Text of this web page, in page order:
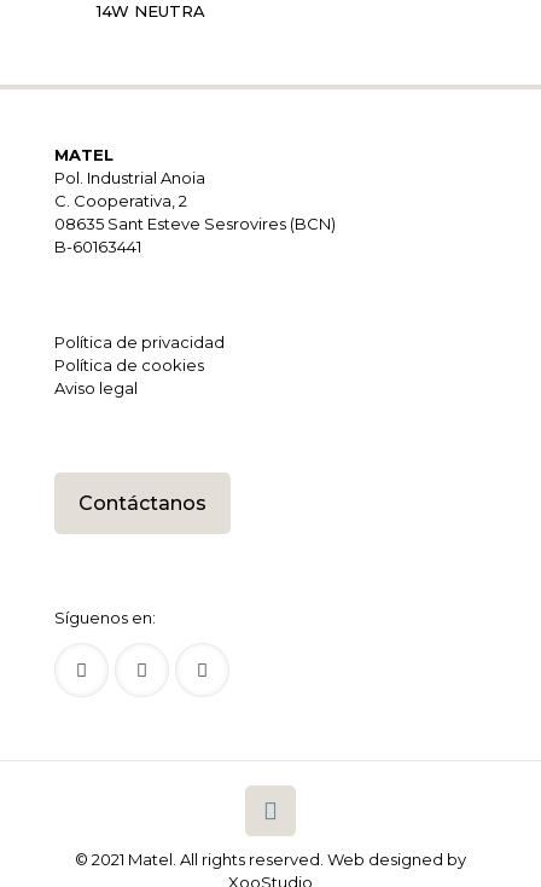
14W NEUTRA
MATEL
Pol. Industrial Anoia
C. Cooperativa, 2
08635 Sant Esteve Sesrovires (BCN)
B-60163441
Política de privacidad
Política de cookies
Aviso legal
Contáctanos
Síguenos en:
© 2021 Matel. All rights reserved. Web designed by
XooStudio